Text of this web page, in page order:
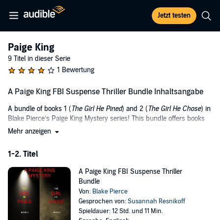
Jetzt testen
Paige King
9 Titel in dieser Serie
1 Bewertung
A Paige King FBI Suspense Thriller Bundle Inhaltsangabe
A bundle of books 1 (The Girl He Pined) and 2 (The Girl He Chose) in
Blake Pierce’s Paige King Mystery series! This bundle offers books
one and two in one convenient file, with over 100,000 words.
a psychiatric hospital for the criminally insane, is summoned
elusive serial killer, has escaped. And they need her to help hunt
him down. Paige, as brilliant as she is, knows she is up against a
mastermind with no equal. This killer will stop at nothing to outwit
them all, and going too deep into his mind may be just the thing that
undoes them all. Paige’s skills are put to the ultimate test in this
Mehr anzeigen
1-2. Titel
A Paige King FBI Suspense Thriller
Bundle
Von: Blake Pierce
Gesprochen von:Susannah Resnikoff
Spieldauer: 12 Std. und 11 Min.